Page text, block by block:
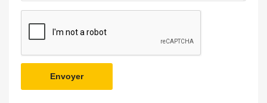
Envoyer